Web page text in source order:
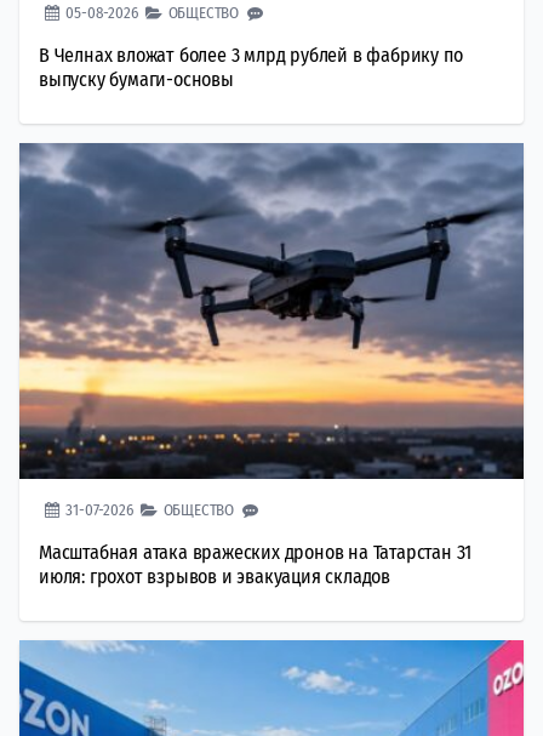
05-08-2026 ОБЩЕСТВО
В Челнах вложат более 3 млрд рублей в фабрику по
выпуску бумаги-основы
31-07-2026 ОБЩЕСТВО
Масштабная атака вражеских дронов на Татарстан 31
июля: грохот взрывов и эвакуация складов